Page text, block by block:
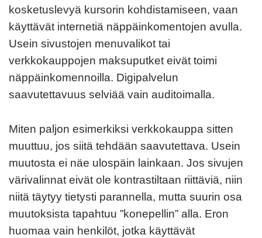
kosketuslevyä kursorin kohdistamiseen, vaan
käyttävät internetiä näppäinkomentojen avulla.
Usein sivustojen menuvalikot tai
verkkokauppojen maksuputket eivät toimi
näppäinkomennoilla. Digipalvelun
saavutettavuus selviää vain auditoimalla.
Miten paljon esimerkiksi verkkokauppa sitten
muuttuu, jos siitä tehdään saavutettava. Usein
muutosta ei näe ulospäin lainkaan. Jos sivujen
värivalinnat eivät ole kontrastiltaan riittäviä, niin
niitä täytyy tietysti parannella, mutta suurin osa
muutoksista tapahtuu ”konepellin” alla. Eron
huomaa vain henkilöt, jotka käyttävät